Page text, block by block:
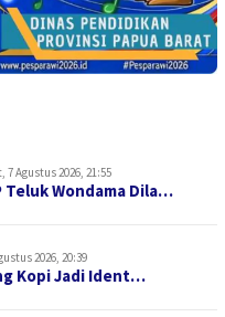
7 Agustus 2026, 21:55
Teluk Wondama Dila…
2026, 20:39
Kopi Jadi Ident…